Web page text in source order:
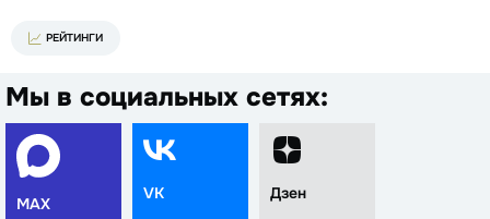
РЕЙТИНГИ
Мы в социальных сетях:
MAX
VK Дзен